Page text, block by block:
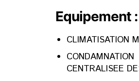
Equipement :
CLIMATISATION
CONDAMNATION
CENTRALISEE